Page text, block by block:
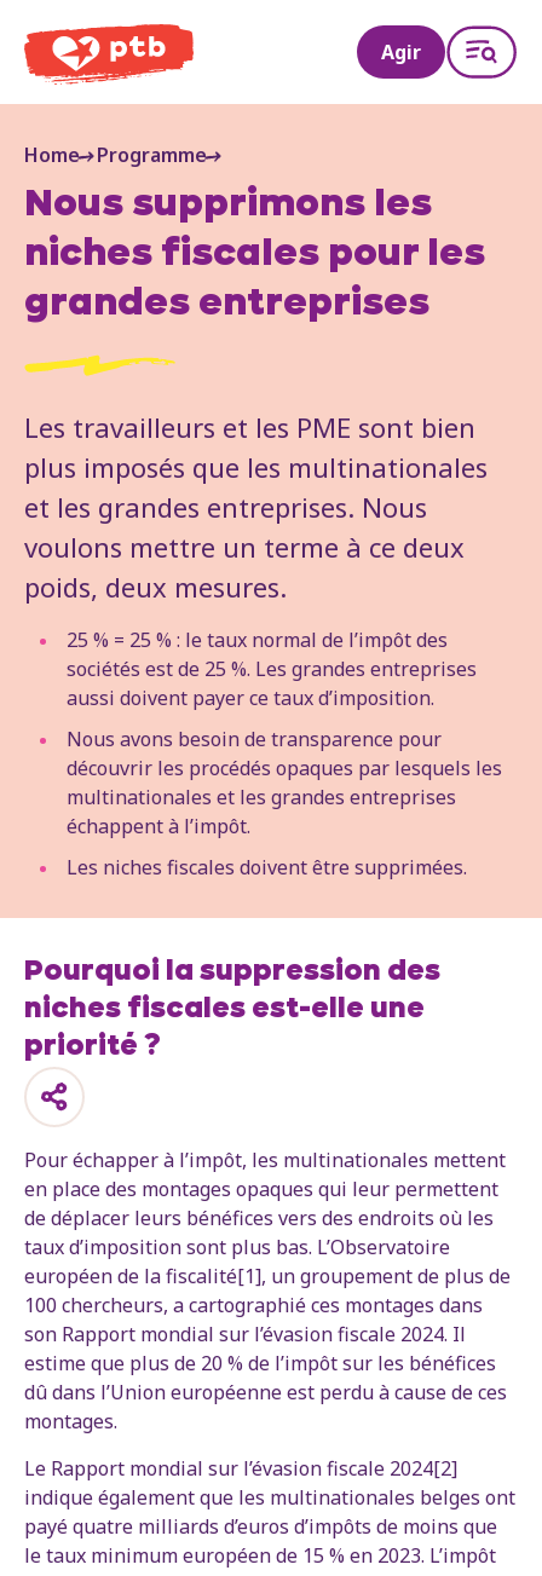
PTB
Agir
Home Programme
Nous supprimons les
niches fiscales pour les
grandes entreprises
Les travailleurs et les PME sont bien
plus imposés que les multinationales
et les grandes entreprises. Nous
voulons mettre un terme à ce deux
poids, deux mesures.
25 % = 25 % : le taux normal de l’impôt des
sociétés est de 25 %. Les grandes entreprises
aussi doivent payer ce taux d’imposition.
Nous avons besoin de transparence pour
découvrir les procédés opaques par lesquels les
multinationales et les grandes entreprises
échappent à l’impôt.
Les niches fiscales doivent être supprimées.
Pourquoi la suppression des
niches fiscales est-elle une
priorité ?
Pour échapper à l’impôt, les multinationales mettent
en place des montages opaques qui leur permettent
de déplacer leurs bénéfices vers des endroits où les
taux d’imposition sont plus bas. L’Observatoire
européen de la fiscalité[1], un groupement de plus de
100 chercheurs, a cartographié ces montages dans
son Rapport mondial sur l’évasion fiscale 2024. Il
estime que plus de 20 % de l’impôt sur les bénéfices
dû dans l’Union européenne est perdu à cause de ces
montages.
Le Rapport mondial sur l’évasion fiscale 2024[2]
indique également que les multinationales belges ont
payé quatre milliards d’euros d’impôts de moins que
le taux minimum européen de 15 % en 2023. L’impôt